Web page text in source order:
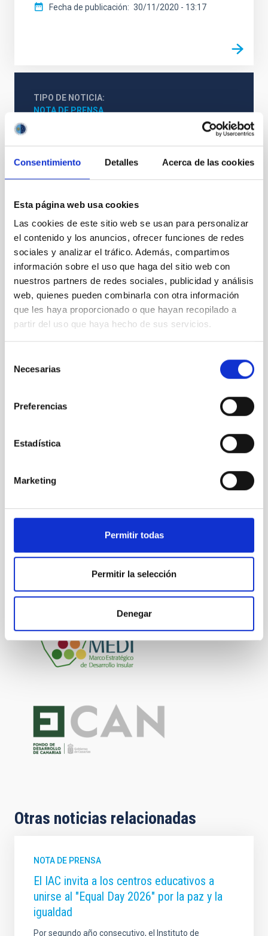
Consentimiento Detalles Acerca de las cookies
Esta página web usa cookies
Las cookies de este sitio web se usan para personalizar
el contenido y los anuncios, ofrecer funciones de redes
sociales y analizar el tráfico. Además, compartimos
información sobre el uso que haga del sitio web con
nuestros partners de redes sociales, publicidad y análisis
web, quienes pueden combinarla con otra información
que les haya proporcionado o que hayan recopilado a
partir del uso que haya hecho de sus servicios.
Necesarias
Preferencias
Estadística
Marketing
Permitir todas
Permitir la selección
Denegar
Fecha de publicación 30/11/2020 - 13:17
TIPO DE NOTICIA
NOTA DE PRENSA
VER GALERÍA
Tecnología
Medios de comunicación
IACTEC
Otras noticias relacionadas
NOTA DE PRENSA
El IAC invita a los centros educativos a
unirse al "Equal Day 2026" por la paz y la
igualdad
Por segundo año consecutivo, el Instituto de